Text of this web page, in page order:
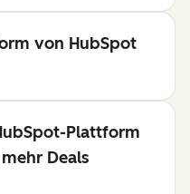
von HubSpot
Plattform
Deals